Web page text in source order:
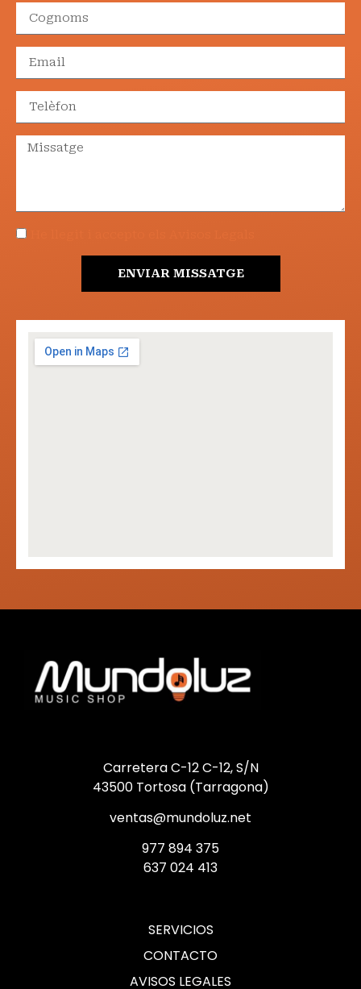
ENVIAR MISSATGE
Carretera C-12 C-12, S/N
43500 Tortosa (Tarragona)
ventas@mundoluz.net
977 894 375
637 024 413
SERVICIOS
CONTACTO
AVISOS LEGALES